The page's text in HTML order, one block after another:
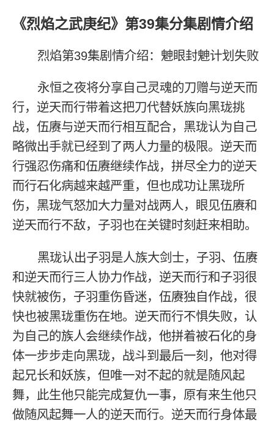
《烈焰之武庚纪》第39集分集剧情介绍
烈焰第39集剧情介绍：䰠眼封䰠计划失败
永恒之夜将分享自己灵魂的刀赠与逆天而
行，逆天而行带着这把刀代替妖族向黑珑挑
战，伍赓与逆天而行相互配合，黑珑认为自己
略微出手就已经到了两人力量的极限。逆天而
行强忍伤痛和伍赓继续作战，拼尽全力的逆天
而行石化病越来越严重，但也成功让黑珑所
伤，黑珑气怒加大力量对战两人，眼见伍赓和
逆天而行不敌，子羽也在关键时刻赶来相助。
黑珑认出子羽是人族大剑士，子羽、伍赓
和逆天而行三人协力作战，逆天而行和子羽很
快就被伤，子羽重伤昏迷，伍赓独自作战，很
快也被黑珑重伤在地。逆天而行不惧失败，认
为自己的族人会继续作战，他拼着被石化的身
体一步步走向黑珑，战斗到最后一刻，他对得
起兄长和妖族，但唯一对不起的就是随风起
舞，此生他只能完成复仇一事，原有来生他只
做随风起舞一人的逆天而行。逆天而行身体最